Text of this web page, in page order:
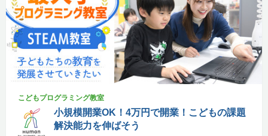
こどもプログラミング教室
小規模開業OK！4万円で開業！こどもの課題
解決能力を伸ばそう